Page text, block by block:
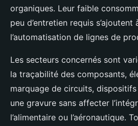
organiques. Leur faible
peu d’entretien requis
l’automatisation de lignes de
Les secteurs concernés sont
la traçabilité des composants,
marquage de circuits,
une gravure sans affecter
l’alimentaire ou l’aéronautique.